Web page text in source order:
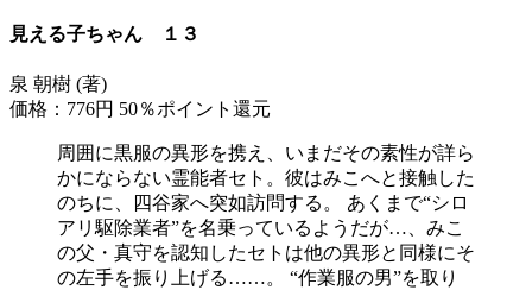
見える子ちゃん １３
泉 朝樹 (著)
価格：776円 50％ポイント還元
周囲に黒服の異形を携え、いまだその素性が詳ら
かにならない霊能者セト。彼はみこへと接触した
のちに、四谷家へ突如訪問する。 あくまで“シロ
アリ駆除業者”を名乗っているようだが…、みこ
の父・真守を認知したセトは他の異形と同様にそ
の左手を振り上げる……。 “作業服の男”を取り